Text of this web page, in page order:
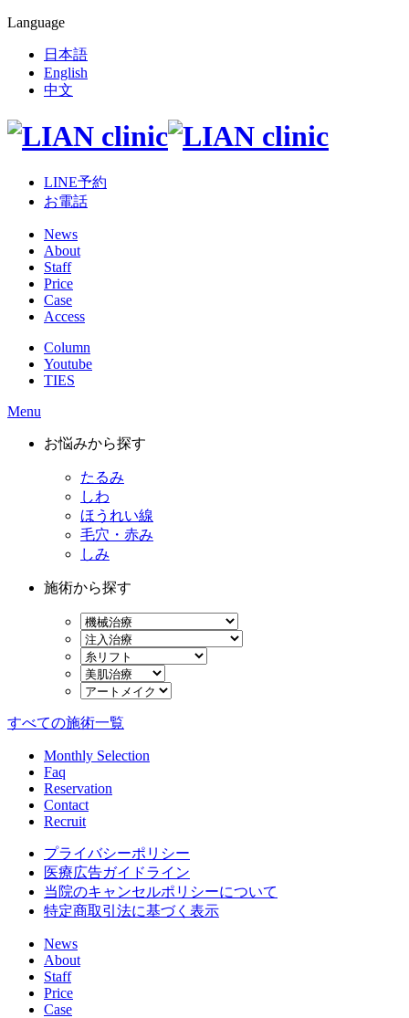
Language
日本語
English
中文
LINE予約
お電話
News
About
Staff
Price
Case
Access
Column
Youtube
TIES
Menu
お悩みから探す
たるみ
しわ
ほうれい線
毛穴・赤み
しみ
施術から探す
すべての施術一覧
Monthly Selection
Faq
Reservation
Contact
Recruit
プライバシーポリシー
医療広告ガイドライン
当院のキャンセルポリシーについて
特定商取引法に基づく表示
News
About
Staff
Price
Case